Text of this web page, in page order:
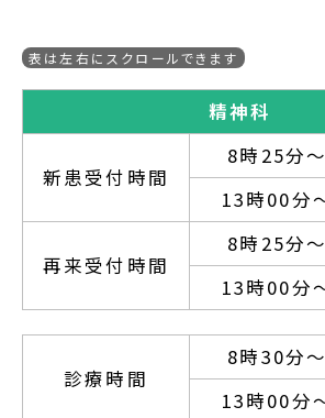
精神科
新患受付時間
8時25分
13時00分
再来受付時間
8時25分
13時00分
診療時間
8時30分
13時00分